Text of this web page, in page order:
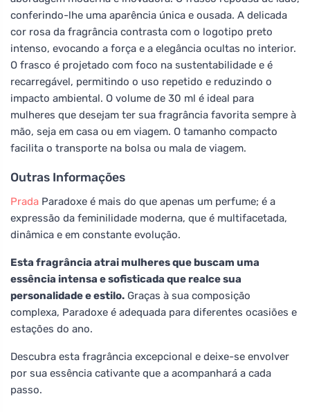
conferindo-lhe uma aparência única e ousada. A delicada
cor rosa da fragrância contrasta com o logotipo preto
intenso, evocando a força e a elegância ocultas no interior.
O frasco é projetado com foco na sustentabilidade e é
recarregável, permitindo o uso repetido e reduzindo o
impacto ambiental. O volume de 30 ml é ideal para
mulheres que desejam ter sua fragrância favorita sempre à
mão, seja em casa ou em viagem. O tamanho compacto
facilita o transporte na bolsa ou mala de viagem.
Outras Informações
Prada Paradoxe é mais do que apenas um perfume; é a
expressão da feminilidade moderna, que é multifacetada,
dinâmica e em constante evolução.
Esta fragrância atrai mulheres que buscam uma
essência intensa e sofisticada que realce sua
personalidade e estilo. Graças à sua composição
complexa, Paradoxe é adequada para diferentes ocasiões e
estações do ano.
Descubra esta fragrância excepcional e deixe-se envolver
por sua essência cativante que a acompanhará a cada
passo.